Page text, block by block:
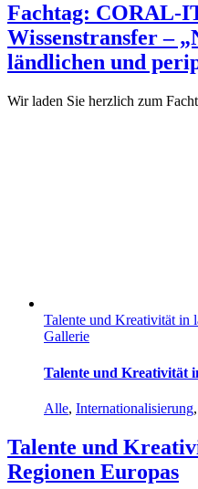
Fachtag: CORAL-
Wissenstransfer –
ländlichen und
Wir laden Sie herzlich zum
Talente und Kreativität in
Gallerie
Talente und Kreativität
Alle, Internationalisierung,
Talente und
Regionen Europas